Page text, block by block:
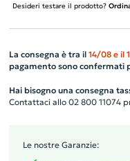
Desideri testare il prodotto?
La consegna è tra il 14/08 e il
pagamento sono confermati
Hai bisogno una consegna
Contattaci allo 02 800 11074
Le nostre Garanzie: